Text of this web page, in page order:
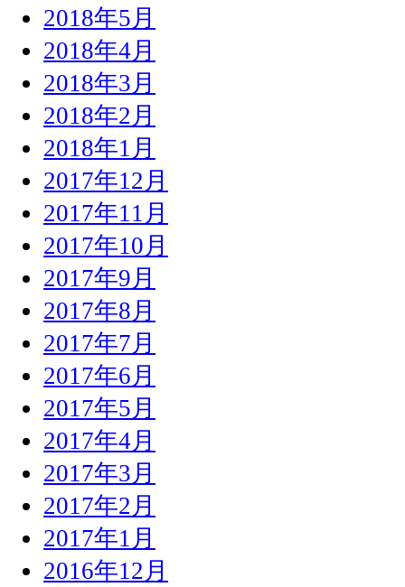
2018年5月
2018年4月
2018年3月
2018年2月
2018年1月
2017年12月
2017年11月
2017年10月
2017年9月
2017年8月
2017年7月
2017年6月
2017年5月
2017年4月
2017年3月
2017年2月
2017年1月
2016年12月